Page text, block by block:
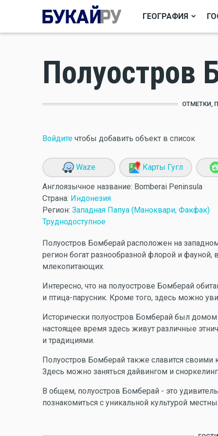
ГЕОГРАФИЯ
Полуостров
ОТМЕТКИ,
Войдите чтобы добавить объект в список
Waze Карты Гугл
Англоязычное название: Bomberai Peninsula
Страна: Индонезия
Регион: Западная Папуа (Маноквари, Факфак)
Труднодоступное
Полуостров Бомберай расположен на
регион богат разнообразной флорой и
млекопитающих.
Интересно, что на полуострове Бомберай
и птица-парусник. Кроме того, здесь можно
Исторически полуостров Бомберай был
настоящее время здесь живут различные
и традициями.
Полуостров Бомберай также славится
Здесь можно заняться дайвингом и
В общем, полуостров Бомберай - это
познакомиться с уникальной культурой